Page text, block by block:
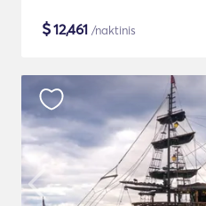
$12,461 /naktinis